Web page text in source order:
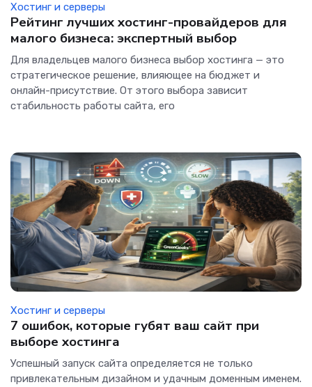
Хостинг и серверы
Рейтинг лучших хостинг-провайдеров для
малого бизнеса: экспертный выбор
Для владельцев малого бизнеса выбор хостинга — это
стратегическое решение, влияющее на бюджет и
онлайн-присутствие. От этого выбора зависит
стабильность работы сайта, его
Хостинг и серверы
7 ошибок, которые губят ваш сайт при
выборе хостинга
Успешный запуск сайта определяется не только
привлекательным дизайном и удачным доменным именем.